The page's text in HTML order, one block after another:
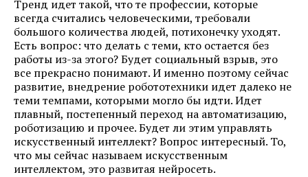
Тренд идет такой, что те профессии, которые
всегда считались человеческими, требовали
большого количества людей, потихонечку уходят.
Есть вопрос: что делать с теми, кто остается без
работы из-за этого? Будет социальный взрыв, это
все прекрасно понимают. И именно поэтому сейчас
развитие, внедрение робототехники идет далеко не
теми темпами, которыми могло бы идти. Идет
плавный, постепенный переход на автоматизацию,
роботизацию и прочее. Будет ли этим управлять
искусственный интеллект? Вопрос интересный. То,
что мы сейчас называем искусственным
интеллектом, это развитая нейросеть.